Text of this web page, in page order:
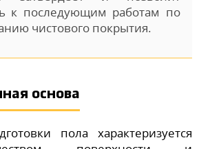
к последующим работам по
чистового покрытия.
основа
пола характеризуется